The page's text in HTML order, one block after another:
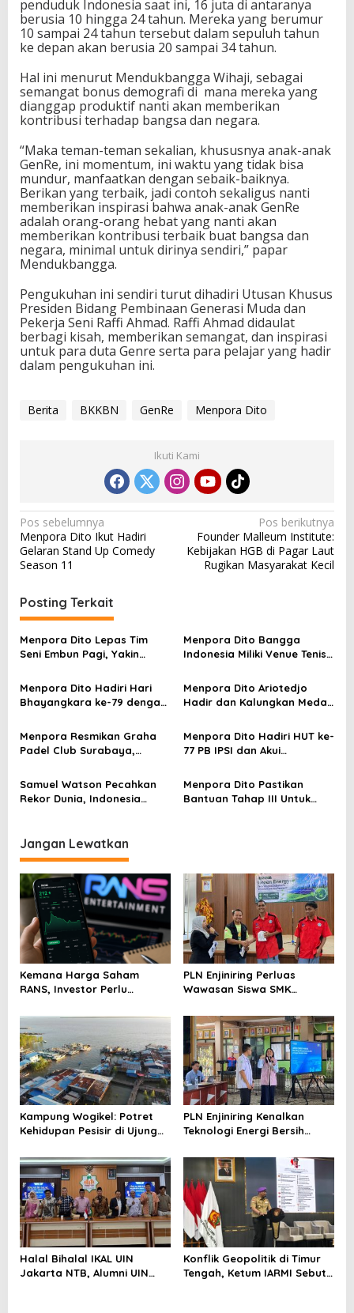
penduduk Indonesia saat ini, 16 juta di antaranya
berusia 10 hingga 24 tahun. Mereka yang berumur
10 sampai 24 tahun tersebut dalam sepuluh tahun
ke depan akan berusia 20 sampai 34 tahun.
Hal ini menurut Mendukbangga Wihaji, sebagai
semangat bonus demografi di mana mereka yang
dianggap produktif nanti akan memberikan
kontribusi terhadap bangsa dan negara.
“Maka teman-teman sekalian, khususnya anak-anak
GenRe, ini momentum, ini waktu yang tidak bisa
mundur, manfaatkan dengan sebaik-baiknya.
Berikan yang terbaik, jadi contoh sekaligus nanti
memberikan inspirasi bahwa anak-anak GenRe
adalah orang-orang hebat yang nanti akan
memberikan kontribusi terbaik buat bangsa dan
negara, minimal untuk dirinya sendiri,” papar
Mendukbangga.
Pengukuhan ini sendiri turut dihadiri Utusan Khusus
Presiden Bidang Pembinaan Generasi Muda dan
Pekerja Seni Raffi Ahmad. Raffi Ahmad didaulat
berbagi kisah, memberikan semangat, dan inspirasi
untuk para duta Genre serta para pelajar yang hadir
dalam pengukuhan ini.
Berita BKKBN GenRe Menpora Dito
Ikuti Kami
N
a
v
i
g
a
s
i
p
s
Pos sebelumnya
Menpora Dito Ikut Hadiri
Gelaran Stand Up Comedy
Season 11
Pos berikutnya
Founder Malleum Institute:
Kebijakan HGB di Pagar Laut
Rugikan Masyarakat Kecil
Posting Terkait
Menpora Dito Lepas Tim
Seni Embun Pagi, Yakin
Global
Menpora Dito Bangga
Indonesia Miliki Venue Tenis
Menpora Dito Hadiri Hari
Bhayangkara ke-79 dengan
Menpora Dito Ariotedjo
Hadir dan Kalungkan Medali
Anggar Asia 2025 di Bali
Menpora Resmikan Graha
Padel Club Surabaya,
untuk Generasi Muda
Menpora Dito Hadiri HUT ke-
77 PB IPSI dan Akui
IPSI
Samuel Watson Pecahkan
Rekor Dunia, Indonesia
Menpora Dito Pastikan
Bantuan Tahap III Untuk
Jangan Lewatkan
Kemana Harga Saham
RANS, Investor Perlu
Menghindari Spekulasi
Berlebihan
PLN Enjiniring Perluas
Wawasan Siswa SMK
Perubahan Iklim
Kampung Wogikel: Potret
Kehidupan Pesisir di Ujung
Bertahan di Tengah
Keterbatasan
PLN Enjiniring Kenalkan
Teknologi Energi Bersih
Halal Bihalal IKAL UIN
Jakarta NTB, Alumni UIN
Konflik Geopolitik di Timur
Tengah, Ketum IARMI Sebut